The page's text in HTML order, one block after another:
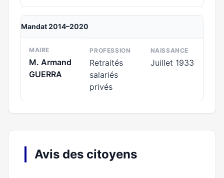
Mandat 2014–2020
MAIRE
M. Armand
GUERRA
PROFESSION
Retraités
salariés
privés
NAISSANCE
Juillet 1933
Avis des citoyens